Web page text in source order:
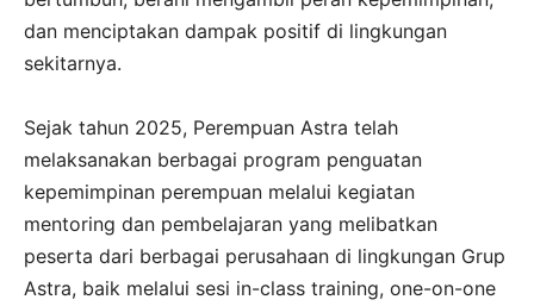
dan menciptakan dampak positif di lingkungan
sekitarnya.
Sejak tahun 2025, Perempuan Astra telah
melaksanakan berbagai program penguatan
kepemimpinan perempuan melalui kegiatan
mentoring dan pembelajaran yang melibatkan
peserta dari berbagai perusahaan di lingkungan Grup
Astra, baik melalui sesi in-class training, one-on-one